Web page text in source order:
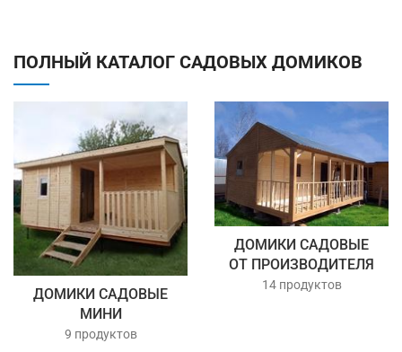
ПОЛНЫЙ КАТАЛОГ САДОВЫХ ДОМИКОВ
ДОМИКИ САДОВЫЕ
МИНИ
9 продуктов
ДОМИКИ САДОВЫЕ
ОТ ПРОИЗВОДИТЕЛЯ
14 продуктов